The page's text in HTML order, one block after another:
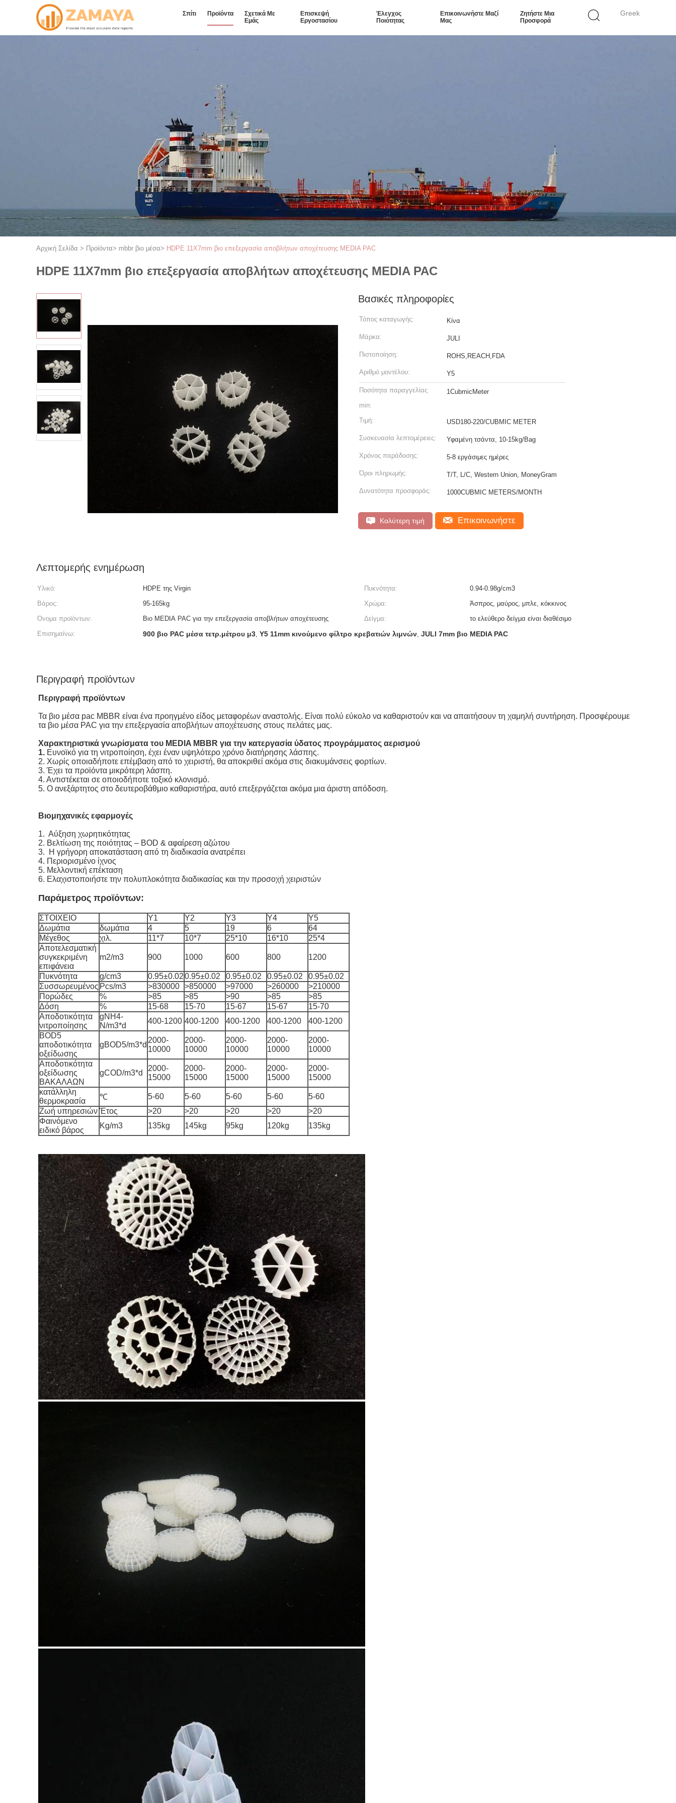
Greek
Σπίτι Προϊόντα
Σχετικά Με
Εμάς
Επισκεψή
Εργοστασίου
Έλεγχος
Ποιότητας
Επικοινωνήστε Μαζί
Μας
Ζητήστε Μια
Προσφορά
Αρχική Σελίδα > Προϊόντα> mbbr βιο μέσα> HDPE 11X7mm βιο επεξεργασία αποβλήτων αποχέτευσης MEDIA PAC
HDPE 11X7mm βιο επεξεργασία αποβλήτων αποχέτευσης MEDIA PAC
Βασικές πληροφορίες
Τόπος καταγωγής: Κίνα
Μάρκα: JULI
Πιστοποίηση: ROHS,REACH,FDA
Αριθμό μοντέλου: Y5
Ποσότητα παραγγελίας
min:
1CubmicMeter
Τιμή: USD180-220/CUBMIC METER
Συσκευασία λεπτομέρειες: Υφαμένη τσάντα, 10-15kg/Bag
Χρόνος παράδοσης: 5-8 εργάσιμες ημέρες
Όροι πληρωμής: T/T, L/C, Western Union, MoneyGram
Δυνατότητα προσφοράς: 1000CUBMIC METERS/MONTH
Καλύτερη τιμή Επικοινωνήστε
Λεπτομερής ενημέρωση
Υλικό: HDPE της Virgin Πυκνότητα:
0.94-0.98g/cm3
Βάρος:
95-165kg Χρώμα:
Άσπρος, μαύρος, μπλε, κόκκινος
Όνομα προϊόντων:
Βιο MEDIA PAC για την επεξεργασία αποβλήτων αποχέτευσης Δείγμα:
το ελεύθερο δείγμα είναι διαθέσιμο
Επισημαίνω:
900 βιο PAC μέσα τετρ.μέτρου μ3, Y5 11mm κινούμενο φίλτρο κρεβατιών λιμνών, JULI 7mm βιο MEDIA PAC
Περιγραφή προϊόντων
Περιγραφή προϊόντων
Τα βιο μέσα pac MBBR είναι ένα προηγμένο είδος μεταφορέων αναστολής. Είναι πολύ εύκολο να καθαριστούν και να απαιτήσουν τη χαμηλή συντήρηση. Προσφέρουμε
τα βιο μέσα PAC για την επεξεργασία αποβλήτων αποχέτευσης στους πελάτες μας.
Χαρακτηριστικά γνωρίσματα του MEDIA MBBR για την κατεργασία ύδατος προγράμματος αερισμού
1. Ευνοϊκό για τη νιτροποίηση, έχει έναν υψηλότερο χρόνο διατήρησης λάσπης.
2. Χωρίς οποιαδήποτε επέμβαση από το χειριστή, θα αποκριθεί ακόμα στις διακυμάνσεις φορτίων.
3. Έχει τα προϊόντα μικρότερη λάσπη.
4. Αντιστέκεται σε οποιοδήποτε τοξικό κλονισμό.
5. Ο ανεξάρτητος στο δευτεροβάθμιο καθαριστήρα, αυτό επεξεργάζεται ακόμα μια άριστη απόδοση.
Βιομηχανικές εφαρμογές
1. Αύξηση χωρητικότητας
2. Βελτίωση της ποιότητας – BOD & αφαίρεση αζώτου
3. Η γρήγορη αποκατάσταση από τη διαδικασία ανατρέπει
4. Περιορισμένο ίχνος
5. Μελλοντική επέκταση
6. Ελαχιστοποιήστε την πολυπλοκότητα διαδικασίας και την προσοχή χειριστών
Παράμετρος προϊόντων:
ΣΤΟΙΧΕΙΟ Y1 Y2 Y3 Y4
Y5
Δωμάτια
δωμάτια 4 5 19 6
64
Μέγεθος
χιλ. 11*7 10*7 25*10 16*10
25*4
Αποτελεσματική
συγκεκριμένη
επιφάνεια
m2/m3 900 1000 600 800 1200
Πυκνότητα g/cm3 0.95±0.020.95±0.02 0.95±0.02 0.95±0.02
0.95±0.02
Συσσωρευμένος Pcs/m3 >830000 >850000 >97000 >260000
>210000
Πορώδες
% >85 >85 >90 >85
>85
Δόση
% 15-68 15-70 15-67 15-67
15-70
Αποδοτικότητα
νιτροποίησης
gNH4-
N/m3*d
400-1200 400-1200 400-1200 400-1200
400-1200
BOD5
αποδοτικότητα
οξείδωσης
gBOD5/m3*d
2000-
10000
2000-
10000
2000-
10000
2000-
10000
2000-
10000
Αποδοτικότητα
οξείδωσης
ΒΑΚΑΛΑΩΝ
gCOD/m3*d
2000-
15000
2000-
15000
2000-
15000
2000-
15000
2000-
15000
κατάλληλη
θερμοκρασία
℃ 5-60 5-60 5-60 5-60
5-60
Ζωή υπηρεσιών Έτος >20 >20 >20 >20
>20
Φαινόμενο
ειδικό βάρος
Kg/m3 135kg 145kg 95kg 120kg 135kg